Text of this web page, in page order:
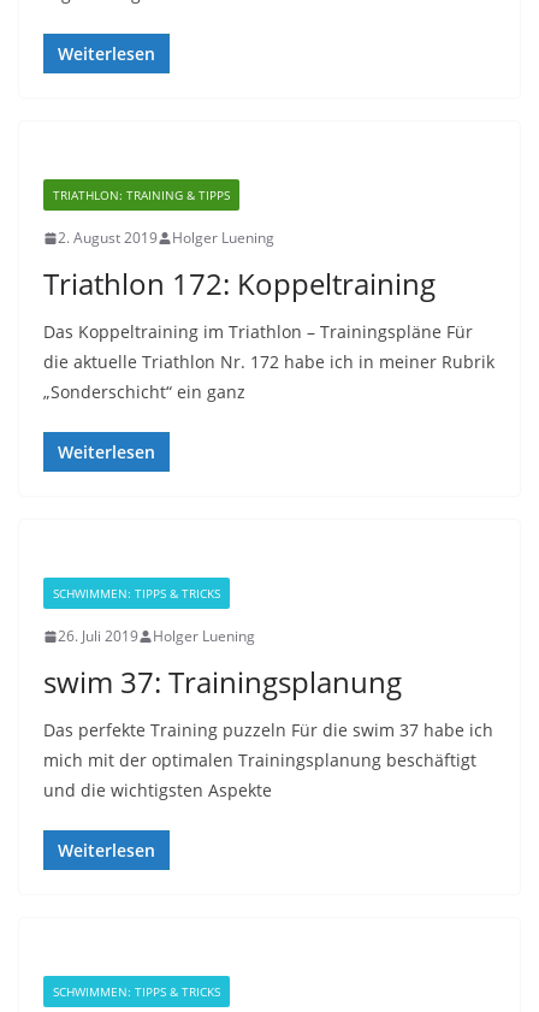
Weiterlesen
TRIATHLON: TRAINING & TIPPS
2. August 2019 Holger Luening
Triathlon 172: Koppeltraining
Das Koppeltraining im Triathlon – Trainingspläne Für
die aktuelle Triathlon Nr. 172 habe ich in meiner Rubrik
„Sonderschicht“ ein ganz
Weiterlesen
SCHWIMMEN: TIPPS & TRICKS
26. Juli 2019 Holger Luening
swim 37: Trainingsplanung
Das perfekte Training puzzeln Für die swim 37 habe ich
mich mit der optimalen Trainingsplanung beschäftigt
und die wichtigsten Aspekte
Weiterlesen
SCHWIMMEN: TIPPS & TRICKS